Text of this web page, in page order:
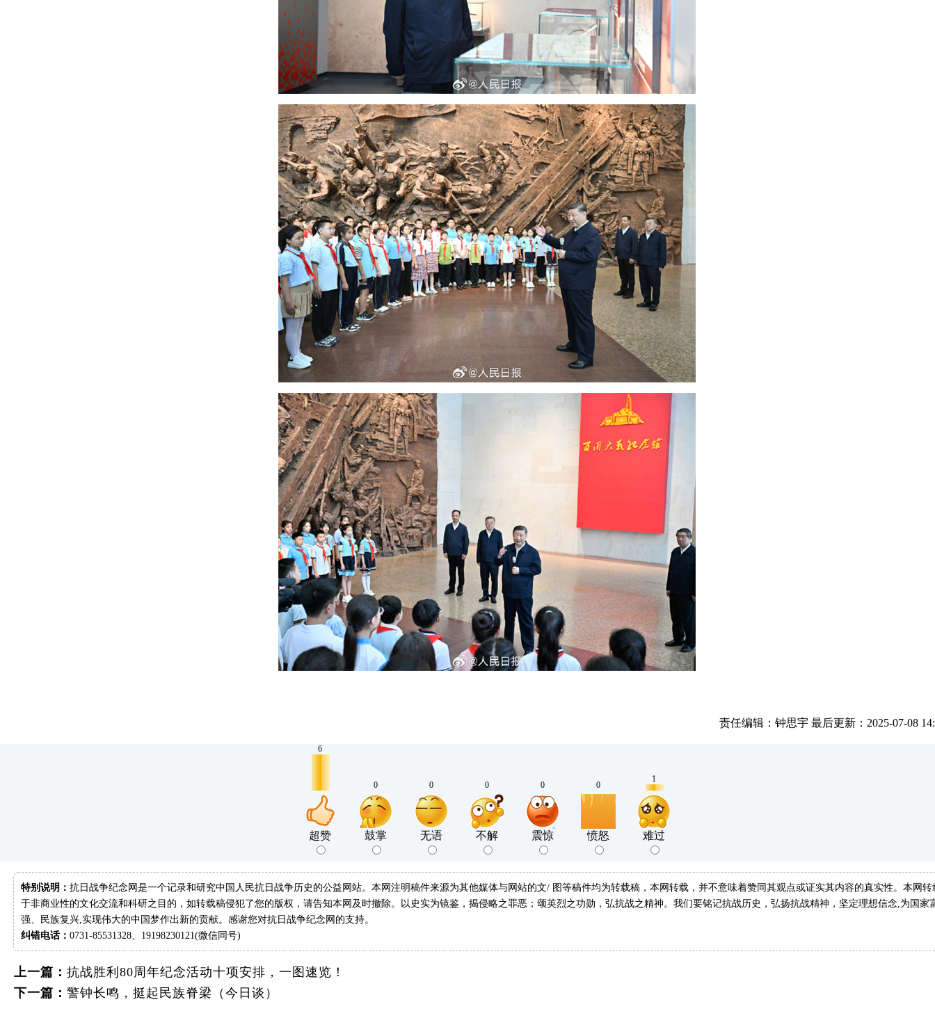
责任编辑：钟思宇 最后更新：2025-07-08
6
超赞
0
鼓掌
0
无语
0
不解
0
震惊
0
愤怒
1
难过
特别说明： 抗日战争纪念网是一个记录和研究中国人民抗日战争历史的公益网站。本网注明稿件来源为其他媒体与网站的文/ 图等稿件均为转载稿，本网转载，并不意味着赞同其观点或证实其内容的真实性。本网转
于非商业性的文化交流和科研之目的，如转载稿侵犯了您的版权，请告知本网及时撤除。以史实为镜鉴，揭侵略之罪恶；颂英烈之功勋，弘抗战之精神。我们要铭记抗战历史，弘扬抗战精神，坚定理想信念,为国家
强、民族复兴,实现伟大的中国梦作出新的贡献。感谢您对抗日战争纪念网的支持。
纠错电话： 0731-85531328、19198230121(微信同号)
上一篇： 抗战胜利80周年纪念活动十项安排，一图速览！
下一篇： 警钟长鸣，挺起民族脊梁（今日谈）